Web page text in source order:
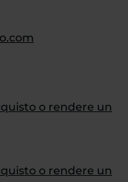
o rendere un
o rendere un